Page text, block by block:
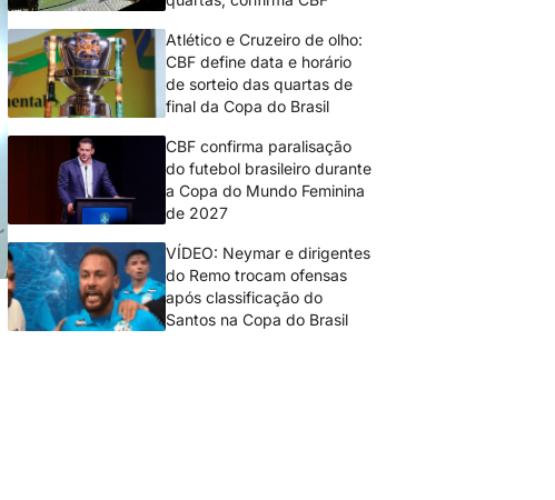
Atlético e Cruzeiro de olho:
CBF define data e horário
de sorteio das quartas de
final da Copa do Brasil
CBF confirma paralisação
do futebol brasileiro durante
a Copa do Mundo Feminina
de 2027
VÍDEO: Neymar e dirigentes
do Remo trocam ofensas
após classificação do
Santos na Copa do Brasil